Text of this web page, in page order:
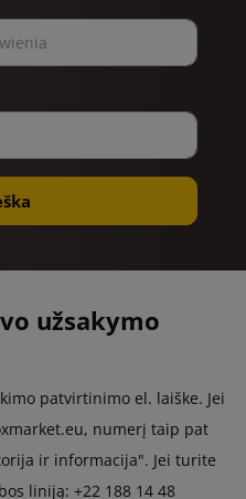
užsakymo
patvirtinimo el. laiške. Jei
numerį taip pat
ir informacija". Jei turite
liniją: +22 188 14 48